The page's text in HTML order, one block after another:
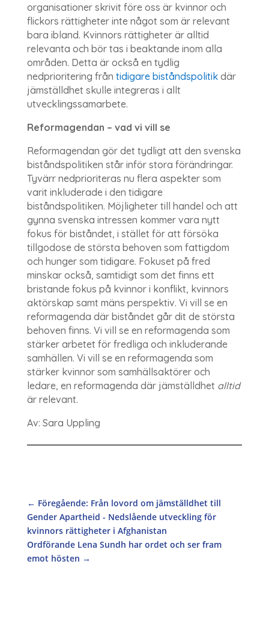
organisationer skrivit före oss är kvinnor och
flickors rättigheter inte något som är relevant
bara ibland. Kvinnors rättigheter är alltid
relevanta och bör tas i beaktande inom alla
områden. Detta är också en tydlig
nedprioritering från tidigare biståndspolitikdär
jämställdhet skulle integreras i allt
utvecklingssamarbete.
Reformagendan – vad vi vill se
Reformagendan gör det tydligt att den svenska
biståndspolitiken står inför stora förändringar.
Tyvärr nedprioriteras nu flera aspekter som
varit inkluderade i den tidigare
biståndspolitiken. Möjligheter till handel och att
gynna svenska intressen kommer vara nytt
fokus för biståndet, i stället för att försöka
tillgodose de största behoven som fattigdom
och hunger som tidigare. Fokuset på fred
minskar också, samtidigt som det finns ett
bristande fokus på kvinnor i konflikt, kvinnors
aktörskap samt mäns perspektiv. Vi vill se en
reformagenda där biståndet går dit de största
behoven finns. Vi vill se en reformagenda som
stärker arbetet för fredliga och inkluderande
samhällen. Vi vill se en reformagenda som
stärker kvinnor som samhällsaktörer och
ledare, en reformagenda där jämställdhet alltid
är relevant.
Av: Sara Uppling
← Föregående: Från lovord om jämställdhet till
Gender Apartheid - Nedslående utveckling för
kvinnors rättigheter i Afghanistan
Ordförande Lena Sundh har ordet och ser fram
emot hösten →